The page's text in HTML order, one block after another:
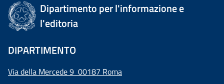
Dipartimento per l'informazione e
l'editoria
DIPARTIMENTO
Via della Mercede 9 00187 Roma